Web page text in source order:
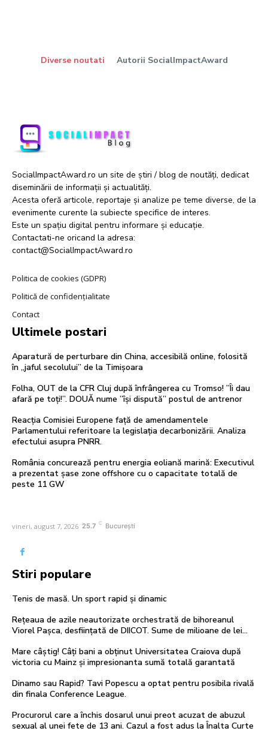
Diverse noutati Autorii SocialImpactAward
SocialImpactAward.ro un site de știri / blog de noutăți, dedicat
diseminării de informații și actualități.
Acesta oferă articole, reportaje și analize pe teme diverse, de la
evenimente curente la subiecte specifice de interes.
Este un spațiu digital pentru informare și educație.
Contactati-ne oricand la adresa:
contact@SocialImpactAward.ro
Politica de cookies (GDPR)
Politică de confidențialitate
Contact
Ultimele postari
Aparatură de perturbare din China, accesibilă online, folosită
în „jaful secolului” de la Timișoara
Folha, OUT de la CFR Cluj după înfrângerea cu Tromso! ”Îi dau
afară pe toți!”. DOUĂ nume ”își dispută” postul de antrenor
Reacția Comisiei Europene față de amendamentele
Parlamentului referitoare la legislația decarbonizării. Analiza
efectului asupra PNRR.
România concurează pentru energia eoliană marină: Executivul
a prezentat șase zone offshore cu o capacitate totală de
peste 11 GW
vineri, august 7, 2026 25.7 C București
Stiri populare
Tenis de masă. Un sport rapid și dinamic
Rețeaua de azile neautorizate orchestrată de bihoreanul
Viorel Pașca, desființată de DIICOT. Sume de milioane de lei…
Mare câștig! Câți bani a obținut Universitatea Craiova după
victoria cu Mainz și impresionanta sumă totală garantată
Dinamo sau Rapid? Tavi Popescu a optat pentru posibila rivală
din finala Conference League.
Procurorul care a închis dosarul unui preot acuzat de abuzul
sexual al unei fete de 13 ani. Cazul a fost adus la Înalta Curte